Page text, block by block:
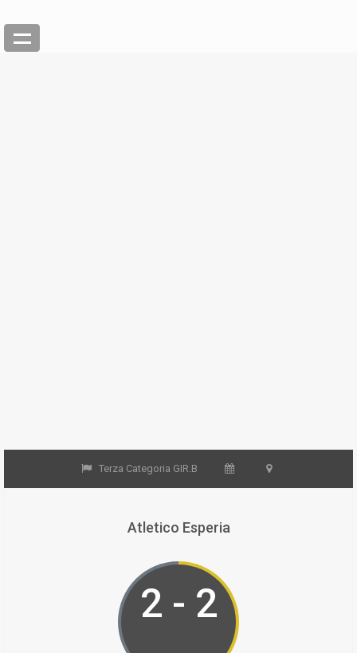
Terza Categoria GIR.B
Atletico Esperia
2 - 2